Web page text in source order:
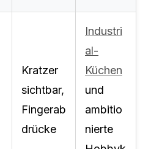
Kratzer
sichtbar,
Fingerab
drücke
Industri
al-
Küchen
und
ambitio
nierte